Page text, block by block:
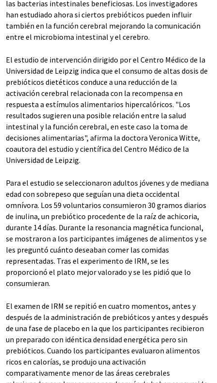
las bacterias intestinales beneficiosas. Los investigadores
han estudiado ahora si ciertos prebióticos pueden influir
también en la función cerebral mejorando la comunicación
entre el microbioma intestinal y el cerebro.
El estudio de intervención dirigido por el Centro Médico de la
Universidad de Leipzig indica que el consumo de altas dosis de
prebióticos dietéticos conduce a una reducción de la
activación cerebral relacionada con la recompensa en
respuesta a estímulos alimentarios hipercalóricos. "Los
resultados sugieren una posible relación entre la salud
intestinal y la función cerebral, en este caso la toma de
decisiones alimentarias", afirma la doctora Veronica Witte,
coautora del estudio y científica del Centro Médico de la
Universidad de Leipzig.
Para el estudio se seleccionaron adultos jóvenes y de mediana
edad con sobrepeso que seguían una dieta occidental
omnívora. Los 59 voluntarios consumieron 30 gramos diarios
de inulina, un prebiótico procedente de la raíz de achicoria,
durante 14 días. Durante la resonancia magnética funcional,
se mostraron a los participantes imágenes de alimentos y se
les preguntó cuánto deseaban comer las comidas
representadas. Tras el experimento de IRM, se les
proporcionó el plato mejor valorado y se les pidió que lo
consumieran.
El examen de IRM se repitió en cuatro momentos, antes y
después de la administración de prebióticos y antes y después
de una fase de placebo en la que los participantes recibieron
un preparado con idéntica densidad energética pero sin
prebióticos. Cuando los participantes evaluaron alimentos
ricos en calorías, se produjo una activación
comparativamente menor de las áreas cerebrales